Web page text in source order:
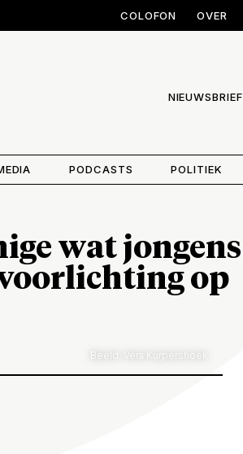
COLOFON OVER
NIEUWSBRIEF
PODCASTS POLITIEK
wat jongens
voorlichting op
Beeld: Vera Kurpershoek